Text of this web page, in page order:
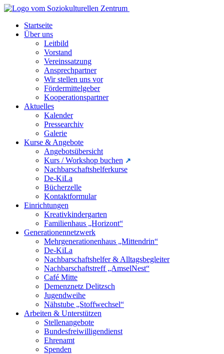
Startseite
Über uns
Leitbild
Vorstand
Vereinssatzung
Ansprechpartner
Wir stellen uns vor
Fördermittelgeber
Kooperationspartner
Aktuelles
Kalender
Pressearchiv
Galerie
Kurse & Angebote
Angebotsübersicht
Kurs / Workshop buchen
Nachbarschaftshelferkurse
De-KiLa
Bücherzelle
Kontaktformular
Einrichtungen
Kreativkindergarten
Familienhaus „Horizont“
Generationennetzwerk
Mehrgenerationenhaus „Mittendrin“
De-KiLa
Nachbarschaftshelfer & Alltagsbegleiter
Nachbarschaftstreff „AmselNest“
Café Mitte
Demenznetz Delitzsch
Jugendweihe
Nähstube „Stoffwechsel“
Arbeiten & Unterstützen
Stellenangebote
Bundesfreiwilligendienst
Ehrenamt
Spenden